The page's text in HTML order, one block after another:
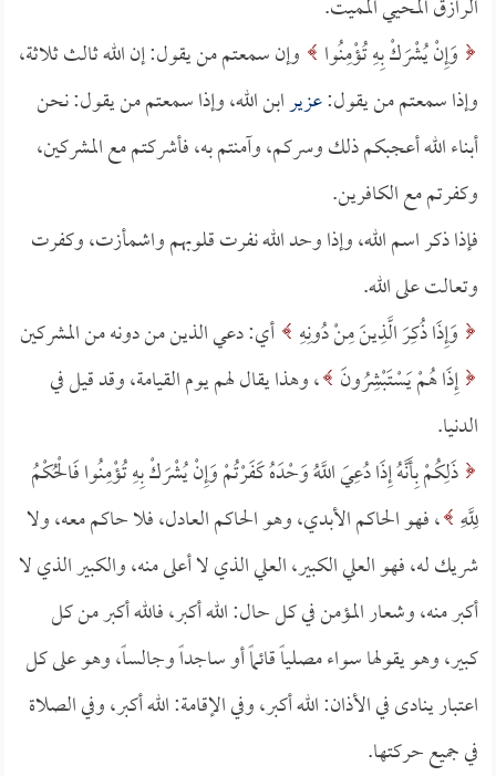
الرازق المحيي المميت.
وَإِنْ يُشْرَكْ بِهِ تُؤْمِنُوا
وإن سمعتم من يقول: إن الله ثالث ثلاثة،
وإذا سمعتم من يقول:عزيرابن الله، وإذا سمعتم من يقول: نحن
أبناء الله أعجبكم ذلك وسركم، وآمنتم به، فأشركتم مع المشركين،
وكفرتم مع الكافرين.
فإذا ذكر اسم الله، وإذا وحد الله نفرت قلوبهم واشمأزت، وكفرت
وتعالت على الله.
وَإِذَا ذُكِرَ الَّذِينَ مِنْ دُونِهِ أي: دعي الذين من دونه من المشركين
إِذَا هُمْ يَسْتَبْشِرُونَ ، وهذا يقال لهم يوم القيامة، وقد قيل في
الدنيا.
ذَلِكُمْ بِأَنَّهُ إِذَا دُعِيَ اللَّهُ وَحْدَهُ كَفَرْتُمْ وَإِنْ يُشْرَكْ بِهِ تُؤْمِنُوا فَالْحُكْمُ
لِلَّهِ ، فهو الحاكم الأبدي، وهو الحاكم العادل، فلا حاكم معه، ولا
شريك له، فهو العلي الكبير، العلي الذي لا أعلى منه، والكبير الذي لا
أكبر منه، وشعار المؤمن في كل حال: الله أكبر، فالله أكبر من كل
كبير، وهو يقولها سواء مصلياً قائماً أو ساجداً وجالساً، وهو على كل
اعتبار ينادى في الأذان: الله أكبر، وفي الإقامة: الله أكبر، وفي الصلاة
في جميع حركتها.